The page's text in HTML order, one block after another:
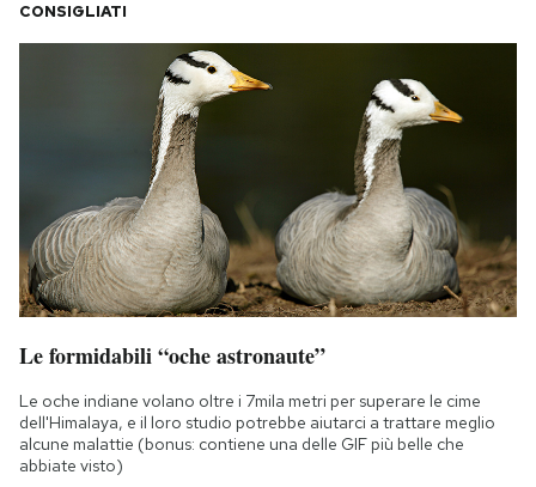
CONSIGLIATI
Le formidabili “oche astronaute”
Le oche indiane volano oltre i 7mila metri per superare le cime
dell'Himalaya, e il loro studio potrebbe aiutarci a trattare meglio
alcune malattie (bonus: contiene una delle GIF più belle che
abbiate visto)